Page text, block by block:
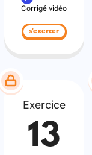
Corrigé vidéo
s'exercer
Exercice
13